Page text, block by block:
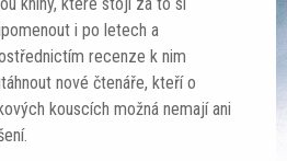
i po letech a
recenze k nim
nové čtenáře, kteří o
kouscích možná nemají ani